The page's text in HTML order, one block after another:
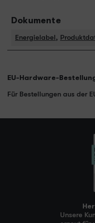
Dokumente
Energielabel,
EU-Hardware-
Für Bestellungen aus der
Unsere